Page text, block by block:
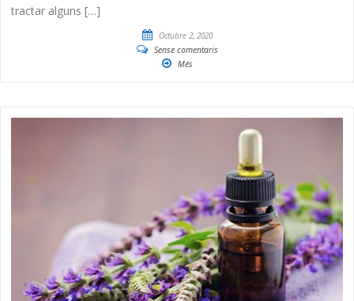
tractar alguns […]
Octubre 2, 2020
Sense comentaris
Més